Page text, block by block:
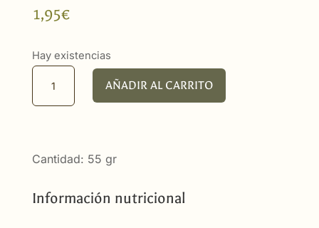
1,95€
Hay existencias
Moruno
cantidad
AÑADIR AL CARRITO
Cantidad: 55 gr
Información nutricional